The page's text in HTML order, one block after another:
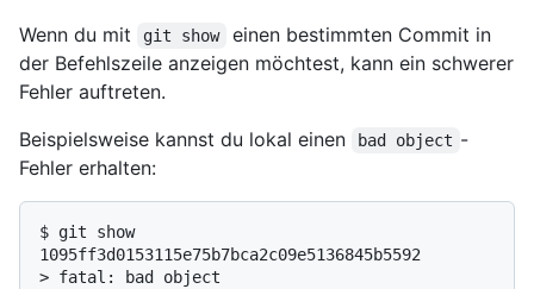
Wenn du mit git show
einen bestimmten Commit in
der Befehlszeile anzeigen möchtest, kann ein schwerer
Fehler auftreten.
Beispielsweise kannst du lokal einen
bad object -
Fehler erhalten:
$ git show
1095ff3d0153115e75b7bca2c09e5136845b5592
> fatal: bad object